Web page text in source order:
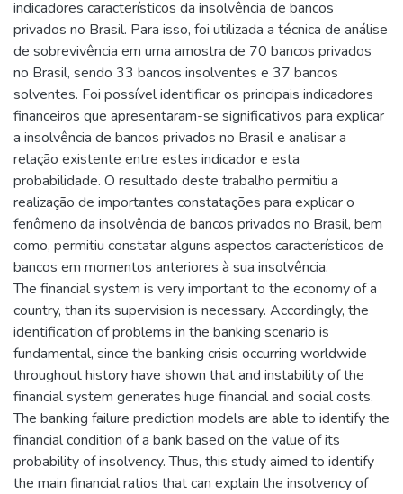
indicadores característicos da insolvência de bancos
privados no Brasil. Para isso, foi utilizada a técnica de análise
de sobrevivência em uma amostra de 70 bancos privados
no Brasil, sendo 33 bancos insolventes e 37 bancos
solventes. Foi possível identificar os principais indicadores
financeiros que apresentaram-se significativos para explicar
a insolvência de bancos privados no Brasil e analisar a
relação existente entre estes indicador e esta
probabilidade. O resultado deste trabalho permitiu a
realização de importantes constatações para explicar o
fenômeno da insolvência de bancos privados no Brasil, bem
como, permitiu constatar alguns aspectos característicos de
bancos em momentos anteriores à sua insolvência.
The financial system is very important to the economy of a
country, than its supervision is necessary. Accordingly, the
identification of problems in the banking scenario is
fundamental, since the banking crisis occurring worldwide
throughout history have shown that and instability of the
financial system generates huge financial and social costs.
The banking failure prediction models are able to identify the
financial condition of a bank based on the value of its
probability of insolvency. Thus, this study aimed to identify
the main financial ratios that can explain the insolvency of